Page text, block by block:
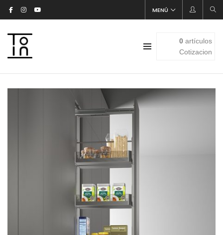
MENÚ
0artículos
Cotizacion